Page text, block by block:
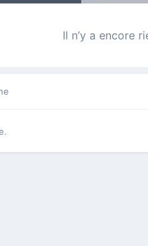
Il n’y a encore